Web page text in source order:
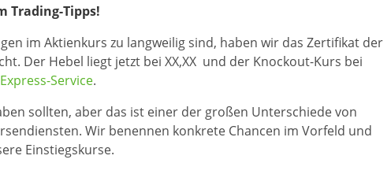
Trading-Tipps!
im Aktienkurs zu langweilig sind, haben wir das Zertifikat der
Der Hebel liegt jetzt bei XX,XX und der Knockout-Kurs bei
Express-Service.
sollten, aber das ist einer der großen Unterschiede von
Wir benennen konkrete Chancen im Vorfeld und
Einstiegskurse.